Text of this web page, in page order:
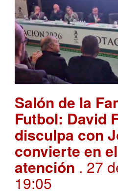
Salón de la
Futbol: David
disculpa con
convierte en
atención . 27
19:05